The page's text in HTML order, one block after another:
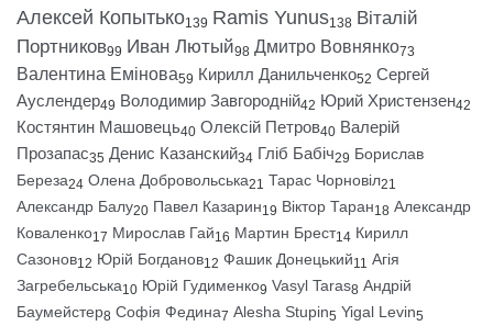
Алексей Копытько139 Ramis Yunus138 Віталій
Портников99 Иван Лютый98 Дмитро Вовнянко73
Валентина Емінова59 Кирилл Данильченко52 Сергей
Ауслендер49 Володимир Завгородній42 Юрий Христензен42
Костянтин Машовець40 Олексій Петров40 Валерій
Прозапас35 Денис Казанский34 Гліб Бабіч29 Борислав
Береза24 Олена Добровольська21 Тарас Чорновіл21
Александр Балу20 Павел Казарин19 Віктор Таран18 Александр
Коваленко17 Мирослав Гай16 Мартин Брест14 Кирилл
Сазонов12 Юрій Богданов12 Фашик Донецький11 Агія
Загребельська10 Юрій Гудименко9 Vasyl Taras8 Андрій
Баумейстер8 Софія Федина7 Alesha Stupin5 Yigal Levin5